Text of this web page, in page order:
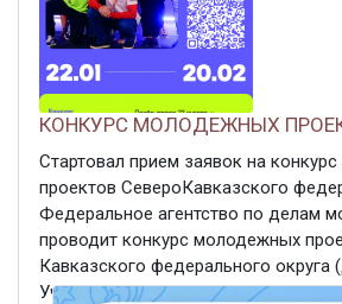
КОНКУРС МОЛОДЕЖНЫХ
Стартовал прием заявок на
проектов СевероКавказского
Федеральное агентство по делам
проводит конкурс молодежных
Кавказского федерального округа
Участниками конкурса могут стать